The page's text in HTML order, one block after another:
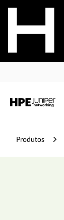
Produtos